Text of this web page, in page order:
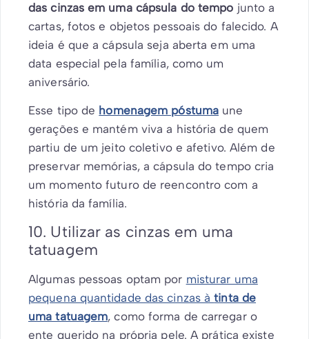
das cinzas em uma cápsula do tempo junto a
cartas, fotos e objetos pessoais do falecido. A
ideia é que a cápsula seja aberta em uma
data especial pela família, como um
aniversário.
Esse tipo de homenagem póstuma une
gerações e mantém viva a história de quem
partiu de um jeito coletivo e afetivo. Além de
preservar memórias, a cápsula do tempo cria
um momento futuro de reencontro com a
história da família.
10. Utilizar as cinzas em uma
tatuagem
Algumas pessoas optam por misturar uma
pequena quantidade das cinzas àtinta de
uma tatuagem, como forma de carregar o
ente querido na própria pele. A prática existe